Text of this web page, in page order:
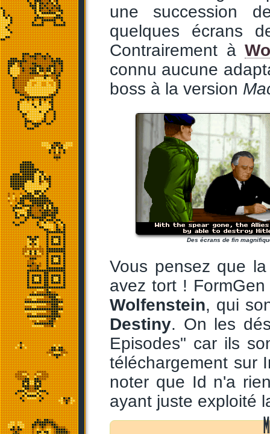
une succession
quelques écrans
Contrairement à
connu aucune
boss à la version
Des écrans de fin
Vous pensez que
avez tort !
Wolfenstein, qui
Destiny. On les
Episodes" car ils
téléchargement sur
noter que Id n'a
ayant juste exploité